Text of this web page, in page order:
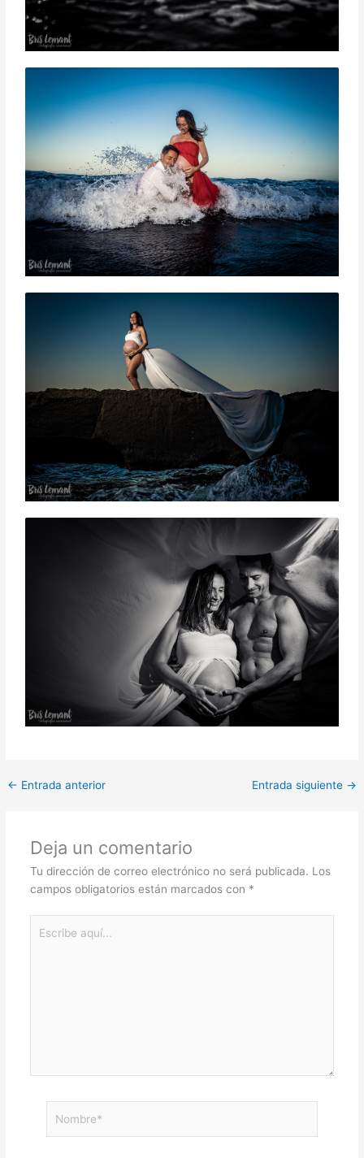
← Entrada anterior Entrada siguiente →
Deja un comentario
Tu dirección de correo electrónico no será publicada. Los
campos obligatorios están marcados con *
aquí...